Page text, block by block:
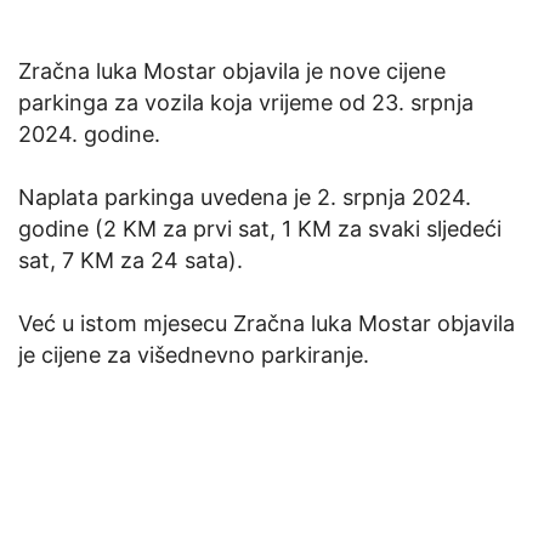
Zračna luka Mostar objavila je nove cijene
parkinga za vozila koja vrijeme od 23. srpnja
2024. godine.
Naplata parkinga uvedena je 2. srpnja 2024.
godine (2 KM za prvi sat, 1 KM za svaki sljedeći
sat, 7 KM za 24 sata).
Već u istom mjesecu Zračna luka Mostar objavila
je cijene za višednevno parkiranje.